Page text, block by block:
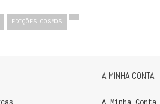
EDIÇÕES COSMOS
A MINHA CONTA